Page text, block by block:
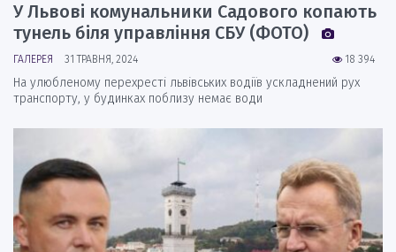
У Львові комунальники Садового копають
тунель біля управління СБУ (ФОТО)
18 394
ГАЛЕРЕЯ 31 ТРАВНЯ, 2024
На улюбленому перехресті львівських водіїв ускладнений рух
транспорту, у будинках поблизу немає води